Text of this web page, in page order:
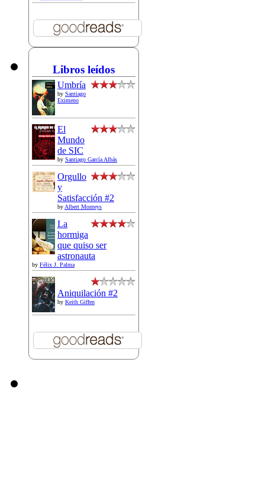
Libros leídos
Umbría
by Santiago
Eximeno
El
Mundo
de SIC
by Santiago García Albás
Orgullo
y
Satisfacción #2
byAlbert Monteys
La
hormiga
que quiso ser
astronauta
by Félix J. Palma
Aniquilación #2
by Keith Giffen